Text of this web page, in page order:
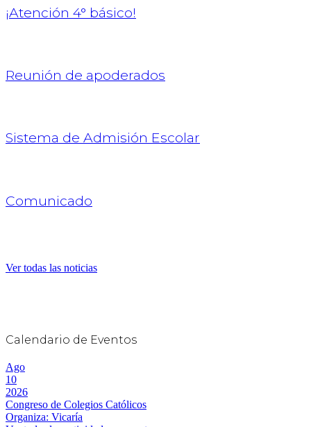
¡Atención 4° básico!
Reunión de apoderados
Sistema de Admisión Escolar
Comunicado
Ver todas las noticias
Calendario de Eventos
Ago
10
2026
Congreso de Colegios Católicos
Organiza: Vicaría